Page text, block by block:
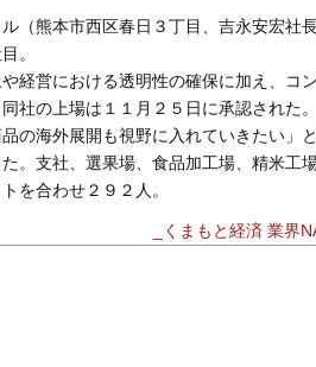
熊本市西区春日３丁目、吉永安宏社
。
営における透明性の確保に加え、コ
社の上場は１１月２５日に承認された。
海外展開も視野に入れていきたい」と
支社、選果場、食品加工場、精米工
を合わせ２９２人。
_くまもと経済 業